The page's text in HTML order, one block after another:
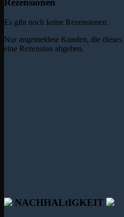
Rezensionen
Es gibt noch keine Rezensionen.
Nur angemeldete Kunden, die
eine Rezension abgeben.
NACHHALtIGKEIT